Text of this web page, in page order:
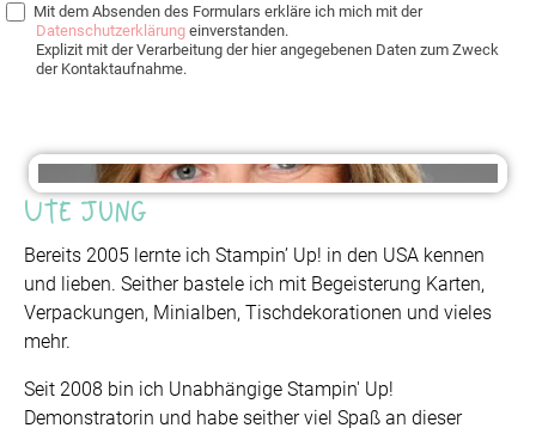
Mit dem Absenden des Formulars erkläre ich mich mit der
Datenschutzerklärung einverstanden.
Explizit mit der Verarbeitung der hier angegebenen Daten zum Zweck
der Kontaktaufnahme.
Ute Jung
Bereits 2005 lernte ich Stampin’ Up! in den USA kennen
und lieben. Seither bastele ich mit Begeisterung Karten,
Verpackungen, Minialben, Tischdekorationen und vieles
mehr.
Seit 2008 bin ich Unabhängige Stampin' Up!
Demonstratorin und habe seither viel Spaß an dieser